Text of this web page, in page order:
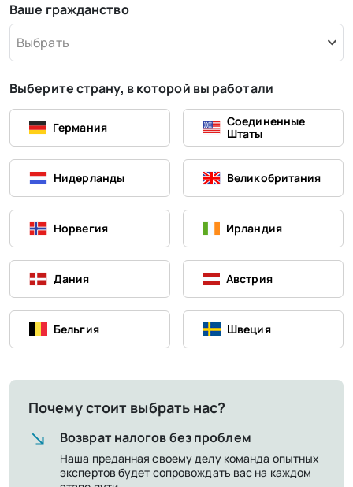
Ваше гражданство
Выбрать
Выберите страну, в которой вы работали
Германия
Соединенные
Штаты
Нидерланды Великобритания
Норвегия Ирландия
Дания Австрия
Бельгия Швеция
Почему стоит выбрать нас?
Возврат налогов без проблем
Наша преданная своему делу команда опытных
экспертов будет сопровождать вас на каждом